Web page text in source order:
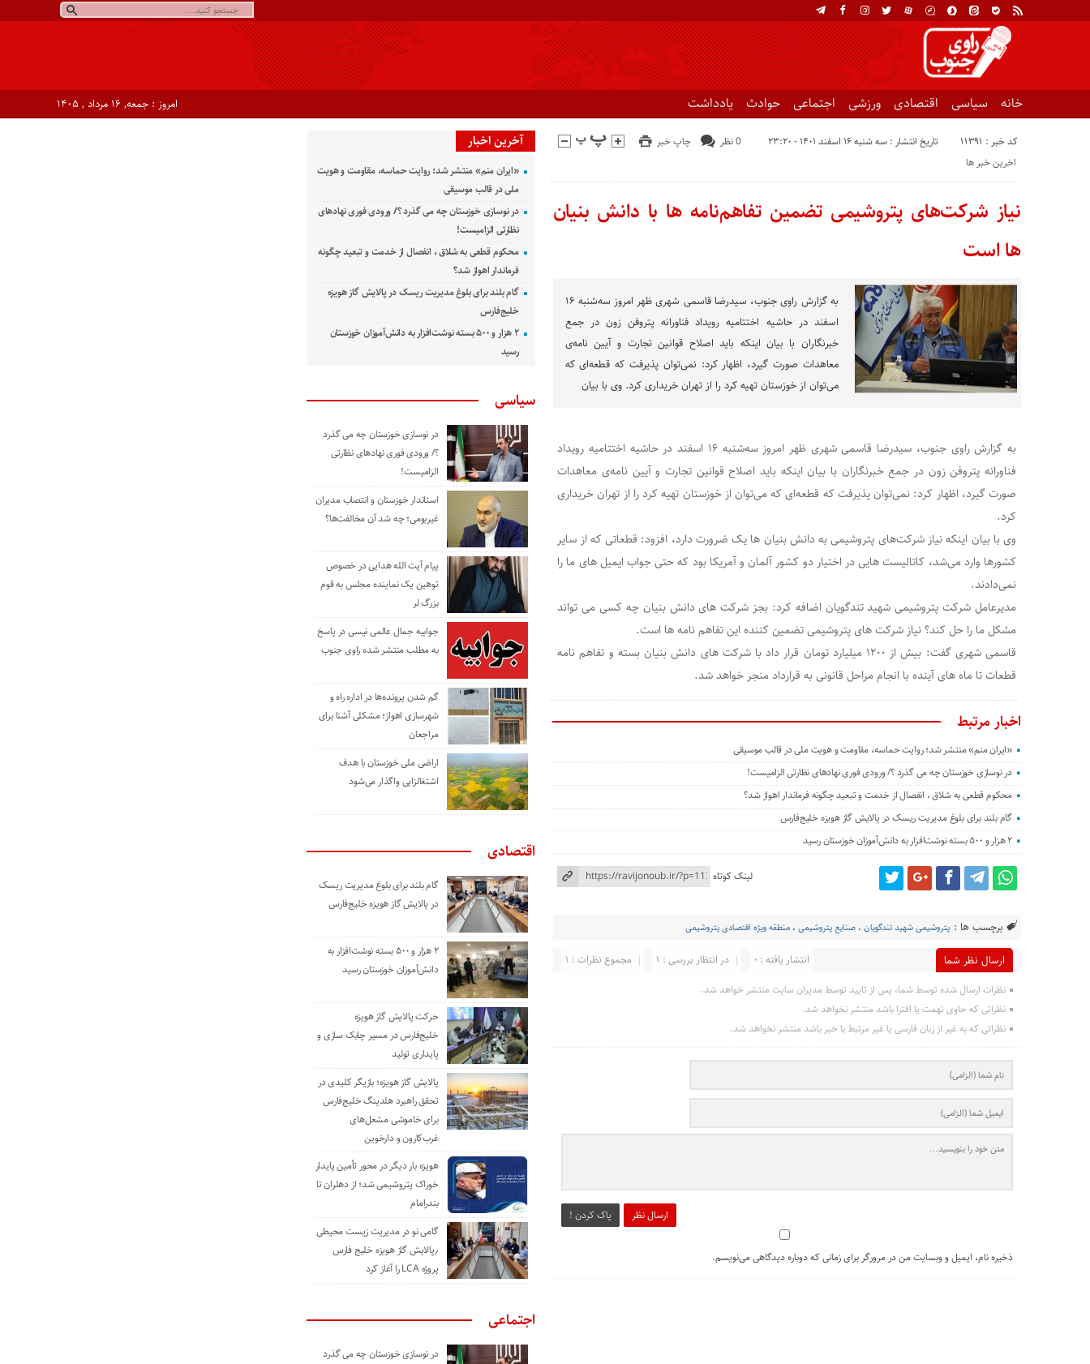
خانه سیاسی اقتصادی ورزشی اجتماعی حوادث یادداشت امروز : جمعه, ۱۶ مرداد , ۱۴۰۵
کد خبر : 11391 تاریخ انتشار : سه شنبه ۱۶ اسفند ۱۴۰۱ - ۲۳:۲۰ چاپ خبر
0 نظر
اخرین خبر ها
نیاز شرکت‌های پتروشیمی تضمین تفاهم‌نامه ها با دانش بنیان
ها است
به گزارش راوی جنوب، سیدرضا قاسمی شهری ظهر امروز سه‌شنبه ١۶
اسفند در حاشیه اختتامیه رویداد فناورانه پتروفن زون در جمع
خبرنگاران با بیان اینکه باید اصلاح قوانین تجارت و آیین نامه‌ی
معاهدات صورت گیرد، اظهار کرد: نمی‌توان پذیرفت که قطعه‌ای که
می‌توان از خوزستان تهیه کرد را از تهران خریداری کرد. وی با بیان
به گزارش راوی جنوب، سیدرضا قاسمی شهری ظهر امروز سه‌شنبه ١۶ اسفند در حاشیه اختتامیه رویداد
فناورانه پتروفن زون در جمع خبرنگاران با بیان اینکه باید اصلاح قوانین تجارت و آیین نامه‌ی معاهدات
صورت گیرد، اظهار کرد: نمی‌توان پذیرفت که قطعه‌ای که می‌توان از خوزستان تهیه کرد را از تهران خریداری
کرد.
وی با بیان اینکه نیاز شرکت‌های پتروشیمی به دانش بنیان ها یک ضرورت دارد، افزود: قطعاتی که از سایر
کشورها وارد می‌شد، کاتالیست هایی در اختیار دو کشور آلمان و آمریکا بود که حتی جواب ایمیل های ما را
نمی‌دادند.
مدیرعامل شرکت پتروشیمی شهید تندگویان اضافه کرد: بجز شرکت های دانش بنیان چه کسی می تواند
مشکل ما را حل کند؟ نیاز شرکت های پتروشیمی تضمین کننده این تفاهم نامه ها است.
قاسمی شهری گفت: بیش از ۱۲۰۰ میلیارد تومان قرار داد با شرکت های دانش بنیان بسته و تفاهم نامه
قطعات تا ماه های آینده با انجام مراحل قانونی به قرارداد منجر خواهد شد.
اخبار مرتبط
«ایران منم» منتشر شد؛ روایت حماسه، مقاومت و هویت ملی در قالب موسیقی
در نوسازی خوزستان چه می گذرد ؟/ ورودی فوری نهادهای نظارتی الزامیست!
محکوم قطعی به شلاق ، انفصال از خدمت و تبعید چگونه فرماندار اهواز شد؟
گام بلند برای بلوغ مدیریت ریسک در پالایش گاز هویزه خلیج‌فارس
۲ هزار و ۵۰۰ بسته نوشت‌افزار به دانش‌آموزان خوزستان رسید
لینک کوتاه
برچسب ها : پتروشیمی شهید تندگویان ،صنایع پتروشیمی ،منطقه ویژه اقتصادی پتروشیمی
ارسال نظر شما مجموع نظرات : 1 در انتظار بررسی : 1 انتشار یافته : 0
نظرات ارسال شده توسط شما، پس از تایید توسط مدیران سایت منتشر خواهد شد.
نظراتی که حاوی تهمت یا افترا باشد منتشر نخواهد شد.
نظراتی که به غیر از زبان فارسی یا غیر مرتبط با خبر باشد منتشر نخواهد شد.
ارسال نظر پاک کردن !
ذخیره نام، ایمیل و وبسایت من در مرورگر برای زمانی که دوباره دیدگاهی می‌نویسم.
آخرین اخبار
«ایران منم» منتشر شد؛ روایت حماسه، مقاومت و هویت
ملی در قالب موسیقی
در نوسازی خوزستان چه می گذرد ؟/ ورودی فوری نهادهای
نظارتی الزامیست!
محکوم قطعی به شلاق ، انفصال از خدمت و تبعید چگونه
فرماندار اهواز شد؟
گام بلند برای بلوغ مدیریت ریسک در پالایش گاز هویزه
خلیج‌فارس
۲ هزار و ۵۰۰ بسته نوشت‌افزار به دانش‌آموزان خوزستان
رسید
سیاسی
در نوسازی خوزستان چه می گذرد
؟/ ورودی فوری نهادهای نظارتی
الزامیست!
استاندار خوزستان و انتصاب مدیران
غیربومی؛ چه شد آن مخالفت‌ها؟
پیام آیت الله هدایی در خصوص
توهین یک نماینده مجلس به قوم
بزرگ لر
جوابیه جمال عالمی نیسی در پاسخ
به مطلب منتشر شده راوی جنوب
گم شدن پرونده‌ها در اداره راه و
شهرسازی اهواز؛ مشکلی آشنا برای
مراجعان
اراضی ملی خوزستان با هدف
اشتغالزایی واگذار می‌شود
اقتصادی
گام بلند برای بلوغ مدیریت ریسک
در پالایش گاز هویزه خلیج‌فارس
۲ هزار و ۵۰۰ بسته نوشت‌افزار به
دانش‌آموزان خوزستان رسید
حرکت پالایش گاز هویزه
خلیج‌فارس در مسیر چابک سازی و
پایداری تولید
پالایش گاز هویزه؛ بازیگر کلیدی در
تحقق راهبرد هلدینگ خلیج‌فارس
برای خاموشی مشعل‌های
غرب‌کارون و دارخوین
هویزه بار دیگر در محور تأمین پایدار
خوراک پتروشیمی شد؛ از دهلران تا
بندرامام
گامی نو در مدیریت زیست ‌محیطی
٫پالایش گاز هویزه خلیج ‌فارس
پروژه LCA را آغاز کرد
اجتماعی
در نوسازی خوزستان چه می گذرد